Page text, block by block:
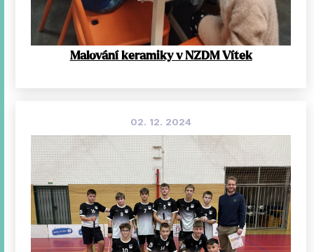
Malování keramiky v NZDM Vítek
02. 12. 2024